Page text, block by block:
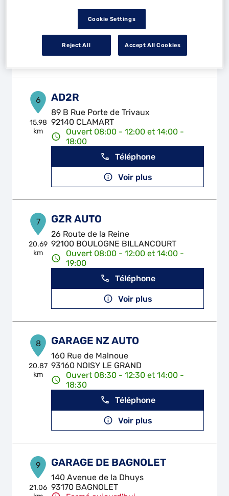
Ouvert 08:00 - 12:00 et 14:00 -
Téléphone
Voir plus
6
15.98
km
AD2R
89 B Rue Porte de Trivaux
92140 CLAMART
Ouvert 08:00 - 12:00 et 14:00 -
18:00
Téléphone
Voir plus
7
20.69
km
GZR AUTO
26 Route de la Reine
92100 BOULOGNE BILLANCOURT
Ouvert 08:00 - 12:00 et 14:00 -
19:00
Téléphone
Voir plus
8
20.87
km
GARAGE NZ AUTO
160 Rue de Malnoue
93160 NOISY LE GRAND
Ouvert 08:30 - 12:30 et 14:00 -
18:30
Téléphone
Voir plus
9
21.06
GARAGE DE BAGNOLET
140 Avenue de la Dhuys
93170 BAGNOLET
Cookie Settings
Reject All Accept All Cookies